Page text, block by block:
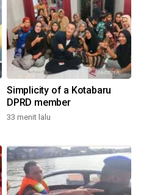
Simplicity of a Kotabaru
DPRD member
33 menit lalu